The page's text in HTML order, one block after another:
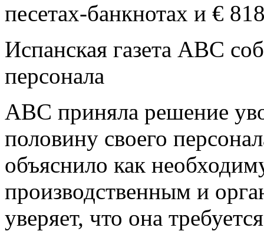
песетах-банкнотах и €
Испанская газета АВС
персонала
АВС приняла решение
половину своего
объяснило как
производственным и
уверяет, что она